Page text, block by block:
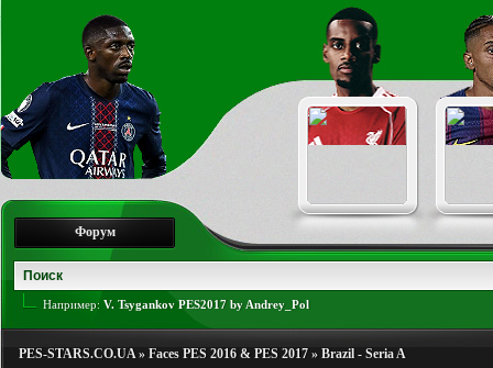
Форум
Например: V. Tsygankov PES2017 by Andrey_Pol
PES-STARS.CO.UA» Faces PES 2016 & PES 2017 » Brazil - Seria A